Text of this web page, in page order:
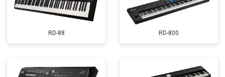
RD-88 RD-800